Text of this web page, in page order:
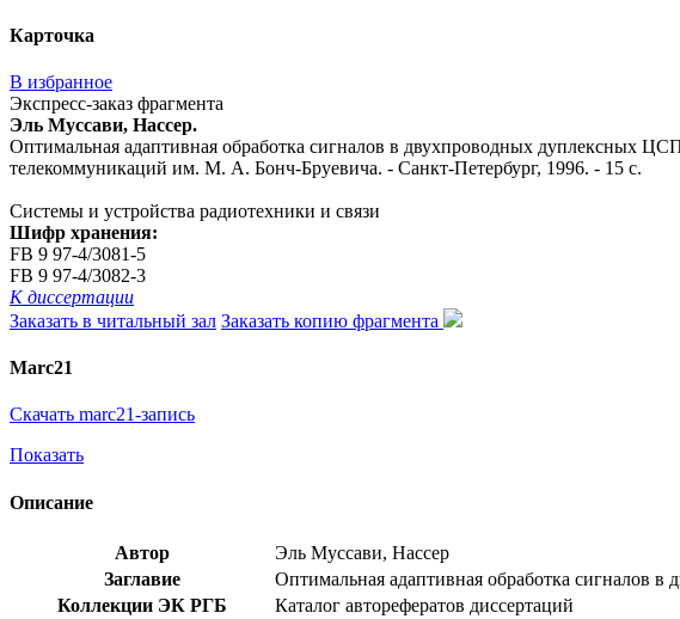
Карточка
В избранное
Экспресс-заказ фрагмента
Эль Муссави, Нассер.
Оптимальная адаптивная обработка сигналов в двухпроводных дуплексных
телекоммуникаций им. М. А. Бонч-Бруевича. - Санкт-Петербург, 1996. - 15 с.
Системы и устройства радиотехники и связи
Шифр хранения:
FB 9 97-4/3081-5
FB 9 97-4/3082-3
К диссертации
Заказать в читальный зал Заказать копию фрагмента
Marc21
Скачать marc21-запись
Показать
Описание
Автор
Эль Муссави, Нассер
Заглавие
Оптимальная адаптивная обработка сигналов
Коллекции ЭК РГБ
Каталог авторефератов диссертаций